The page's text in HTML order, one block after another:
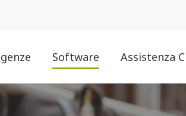
Software Assistenza